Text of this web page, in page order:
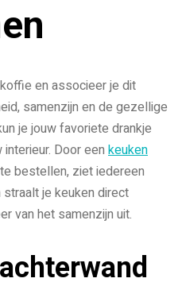
en associeer je dit
samenzijn en de gezellige
je jouw favoriete drankje
Door een keuken
bestellen, ziet iedereen
je keuken direct
van het samenzijn uit.